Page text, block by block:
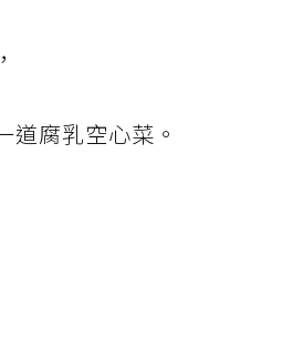
道腐乳空心菜。